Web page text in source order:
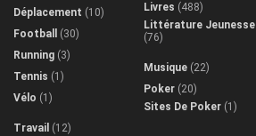
Déplacement (10)
Football
(30)
Running (3)
Tennis (1)
Vélo (1)
Travail (12)
Livres (488)
Littérature Jeunesse
(76)
Musique (22)
Poker (20)
Sites De Poker (1)